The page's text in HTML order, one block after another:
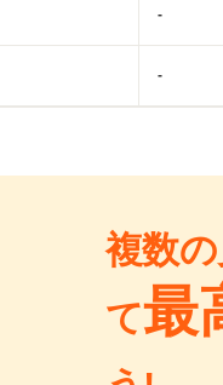
-
-
複数
て最